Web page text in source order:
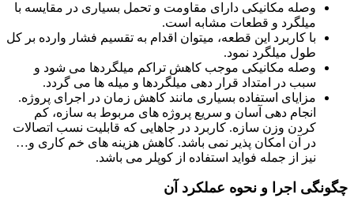
وصله مکانیکی دارای مقاومت و تحمل بسیاری در مقایسه با
میلگرد و قطعات مشابه است.
با کاربرد این قطعه، میتوان اقدام به تقسیم فشار وارده بر کل
طول میلگرد نمود.
وصله مکانیکی موجب کاهش تراکم میلگردها می شود و
سبب در امتداد قرار دهی میلگردها و میله ها می گردد.
مزایای استفاده بسیاری مانند کاهش زمان در اجرای پروژه.
انجام دهی آسان و سریع پروژه های مربوط به سازه، کم
کردن وزن سازه. کاربرد در جاهایی که قابلیت نسب اتصالات
در آن امکان پذیر نمی باشد. کاهش هزینه های خم کاری و…
نیز از جمله فواید استفاده از کوپلر می باشد.
چگونگی اجرا و نحوه عملکرد آن